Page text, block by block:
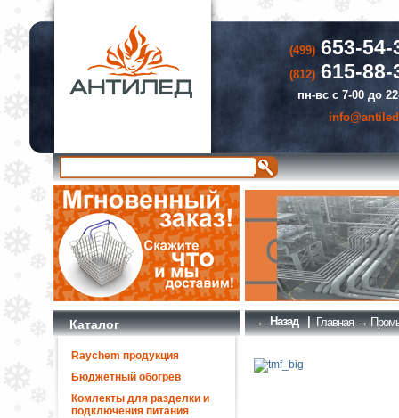
(499)653-54-
(812)615-88-
пн-вс с 7-00 до
Каталог
Raychem продукция
Бюджетный обогрев
Комлекты для разделки и
подключения питания
← Назад | Главная→